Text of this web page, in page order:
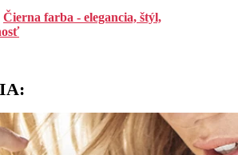
Čierna farba - elegancia, štýl,